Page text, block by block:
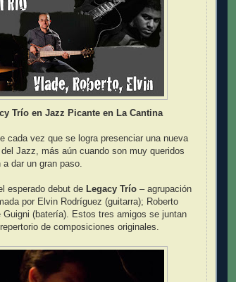
Trío en Jazz Picante en La Cantina
cada vez que se logra presenciar una nueva
Jazz, más aún cuando son muy queridos
dar un gran paso.
esperado debut de Legacy Trío – agrupación
por Elvin Rodríguez (guitarra); Roberto
Guigni (batería). Estos tres amigos se juntan
de composiciones originales.